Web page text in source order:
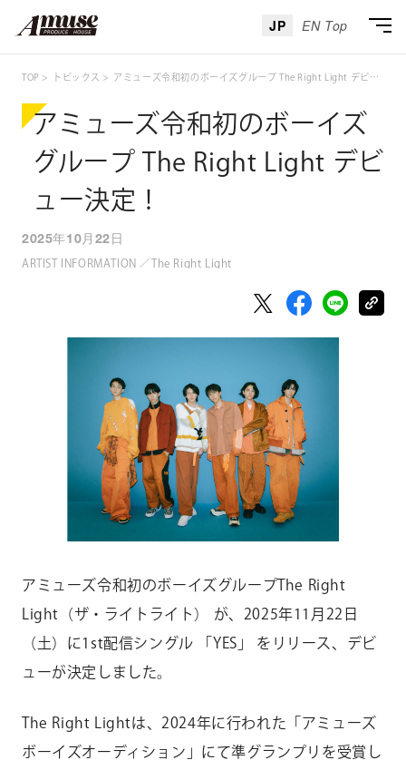
JP EN Top
CONTACT お問い合わせ
個人のお客様
法人のお客様
Amuse Solution アミューズのソリューション
ENGLISH
TOP トピックス アミューズ令和初のボーイズグループ The Right Light デビュー決定！
アミューズ令和初のボーイズ
グループ The Right Light デビ
ュー決定！
2025年10月22日
ARTIST INFORMATION ／The Right Light
アミューズ令和初のボーイズグループThe Right
Light（ザ・ライトライト） が、2025年11月22日
（土）に1st配信シングル 「YES」 をリリース、デビ
ューが決定しました。
The Right Lightは、2024年に行われた「アミューズ
ボーイズオーディション」にて準グランプリを受賞し